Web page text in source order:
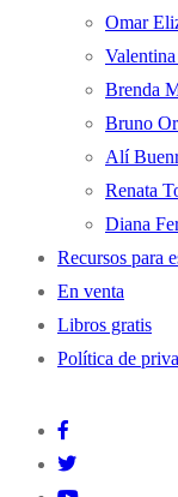
Omar
Brenda
Bruno
Alí
Renata
Diana
Recursos para
En venta
Libros gratis
Política de